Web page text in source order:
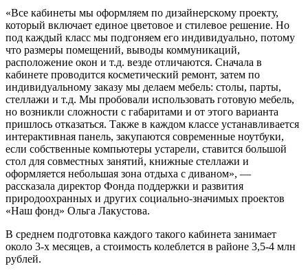
«Все кабинеты мы оформляем по дизайнерскому проекту,
который включает единое цветовое и стилевое решение. Но
под каждый класс мы подгоняем его индивидуально, потому
что размеры помещений, выводы коммуникаций,
расположение окон и т.д. везде отличаются. Сначала в
кабинете проводится косметический ремонт, затем по
индивидуальному заказу мы делаем мебель: столы, парты,
стеллажи и т.д. Мы пробовали использовать готовую мебель,
но возникли сложности с габаритами и от этого варианта
пришлось отказаться. Также в каждом классе устанавливается
интерактивная панель, закупаются современные ноутбуки,
если собственные компьютеры устарели, ставится большой
стол для совместных занятий, книжные стеллажи и
оформляется небольшая зона отдыха с диваном», —
рассказала директор Фонда поддержки и развития
природоохранных и других социально-значимых проектов
«Наш фонд» Ольга Лакустова.
В среднем подготовка каждого такого кабинета занимает
около 3-х месяцев, а стоимость колеблется в районе 3,5-4 млн
рублей.